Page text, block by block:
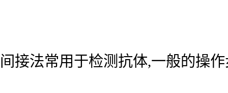
间接法常用于检测抗体,一般的操